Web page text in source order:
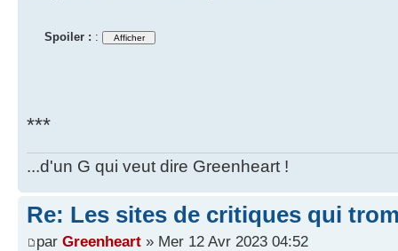
Spoiler : :
***
...d'un G qui veut dire Greenheart !
Re: Les sites de critiques qui
par Greenheart » Mer 12 Avr 2023 04:52